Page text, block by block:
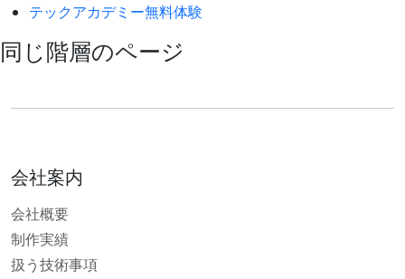
テックアカデミー無料体験
同じ階層のページ
会社案内
会社概要
制作実績
扱う技術事項